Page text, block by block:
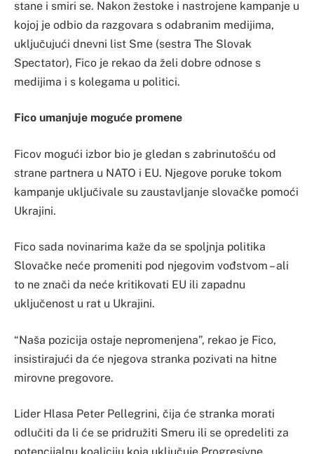
stane i smiri se. Nakon žestoke i nastrojene kampanje u
kojoj je odbio da razgovara s odabranim medijima,
uključujući dnevni list Sme (sestra The Slovak
Spectator), Fico je rekao da želi dobre odnose s
medijima i s kolegama u politici.
Fico umanjuje moguće promene
Ficov mogući izbor bio je gledan s zabrinutošću od
strane partnera u NATO i EU. Njegove poruke tokom
kampanje uključivale su zaustavljanje slovačke pomoći
Ukrajini.
Fico sada novinarima kaže da se spoljnja politika
Slovačke neće promeniti pod njegovim vođstvom – ali
to ne znači da neće kritikovati EU ili zapadnu
uključenost u rat u Ukrajini.
“Naša pozicija ostaje nepromenjena”, rekao je Fico,
insistirajući da će njegova stranka pozivati na hitne
mirovne pregovore.
Lider Hlasa Peter Pellegrini, čija će stranka morati
odlučiti da li će se pridružiti Smeru ili se opredeliti za